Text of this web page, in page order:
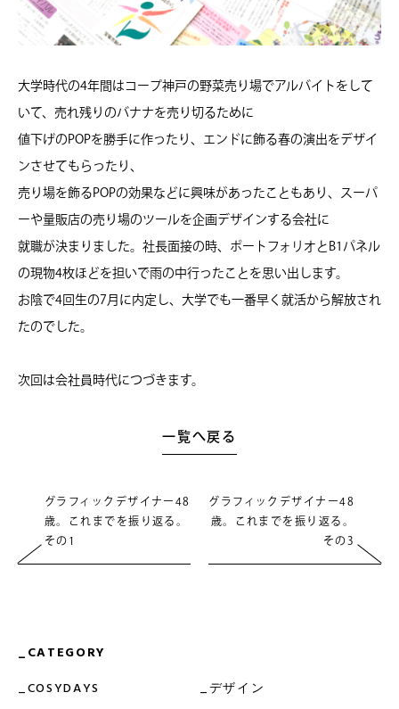
大学時代の4年間はコープ神戸の野菜売り場でアルバイトをして
いて、売れ残りのバナナを売り切るために
値下げのPOPを勝手に作ったり、エンドに飾る春の演出をデザイ
ンさせてもらったり、
売り場を飾るPOPの効果などに興味があったこともあり、スーパ
ーや量販店の売り場のツールを企画デザインする会社に
就職が決まりました。社長面接の時、ポートフォリオとB1パネル
の現物4枚ほどを担いで雨の中行ったことを思い出します。
お陰で4回生の7月に内定し、大学でも一番早く就活から解放され
たのでした。
次回は会社員時代につづきます。
グラフィックデザイナー48
歳。これまでを振り返る。
その1
一覧へ戻る
グラフィックデザイナー48
歳。これまでを振り返る。
その3
CATEGORY
COSYDAYS
デザイン